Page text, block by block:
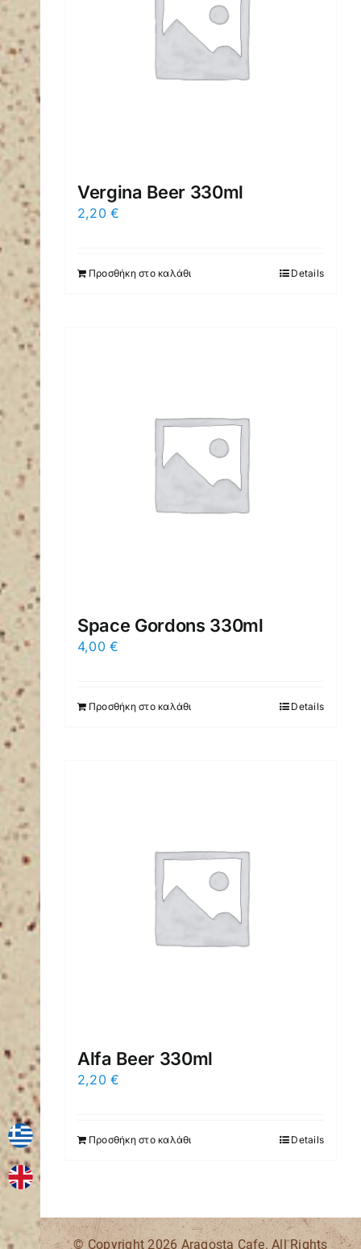
Vergina Beer 330ml
2,20€
Προσθήκη στο καλάθι Details
Space Gordons 330ml
4,00€
Προσθήκη στο καλάθι Details
Alfa Beer 330ml
2,20€
Προσθήκη στο καλάθι Details
© Copyright 2026 Aragosta Cafe. All Rights